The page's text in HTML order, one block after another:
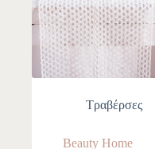
Τραβέρσες
Beauty Home